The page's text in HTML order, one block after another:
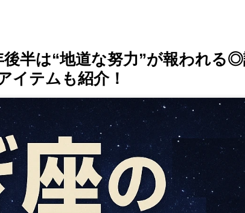
後半は“地道な努力”が報われる
イテムも紹介！